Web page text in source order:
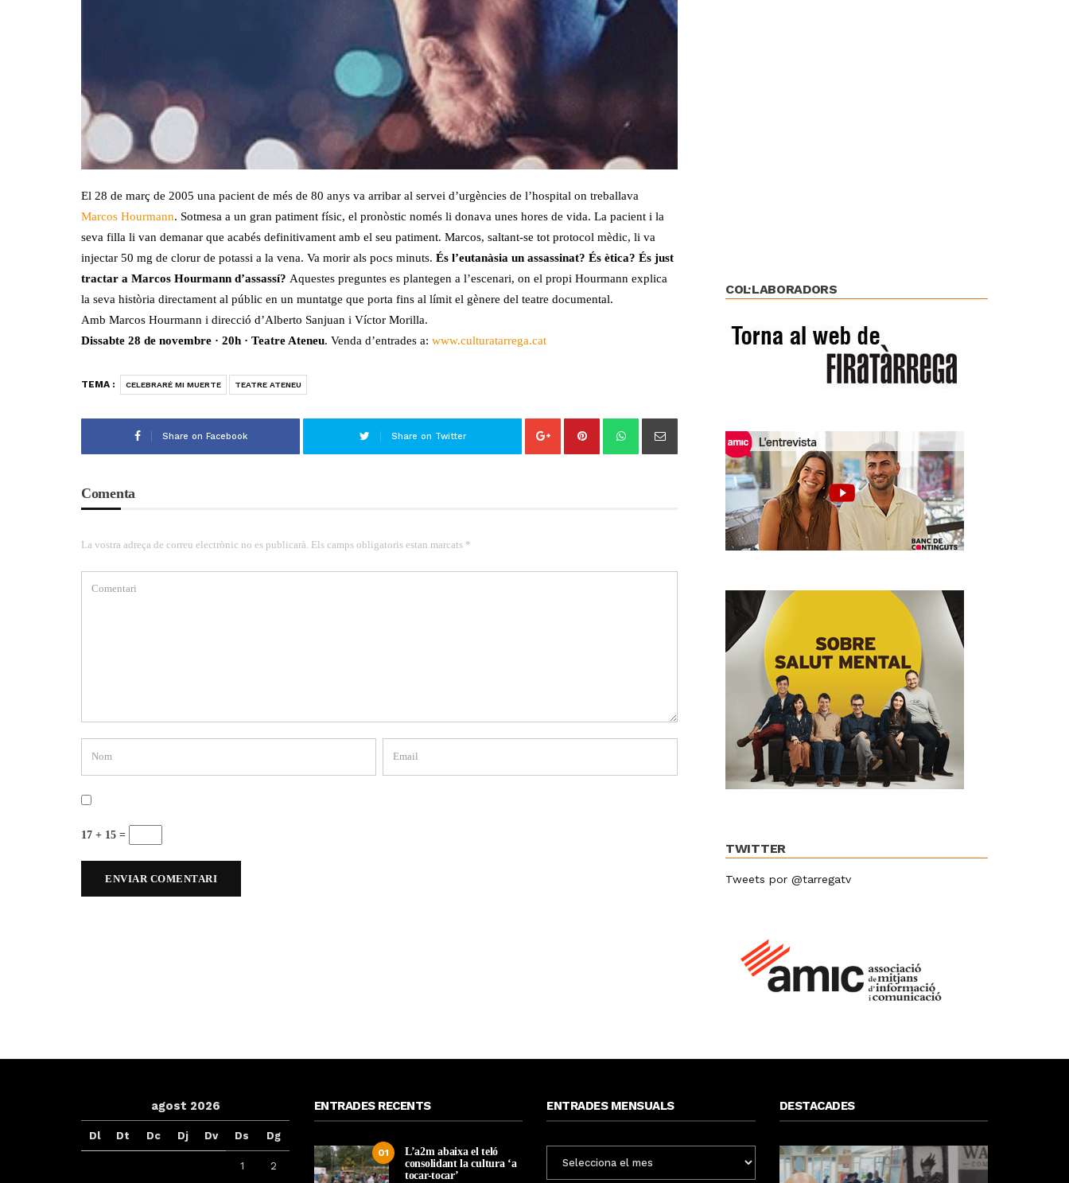
El 28 de març de 2005 una pacient de més de 80 anys va arribar al servei d’urgències de l’hospital on treballava
Marcos Hourmann. Sotmesa a un gran patiment físic, el pronòstic només li donava unes hores de vida. La pacient i la
seva filla li van demanar que acabés definitivament amb el seu patiment. Marcos, saltant-se tot protocol mèdic, li va
injectar 50 mg de clorur de potassi a la vena. Va morir als pocs minuts. És l’eutanàsia un assassinat? És ètica? És just
tractar a Marcos Hourmann d’assassí? Aquestes preguntes es plantegen a l’escenari, on el propi Hourmann explica
la seva història directament al públic en un muntatge que porta fins al límit el gènere del teatre documental.
Amb Marcos Hourmann i direcció d’Alberto Sanjuan i Víctor Morilla.
Dissabte 28 de novembre · 20h · Teatre Ateneu. Venda d’entrades a: www.culturatarrega.cat
TEMA : CELEBRARÉ MI MUERTE TEATRE ATENEU
Share on Facebook Share on Twitter
Comenta
La vostra adreça de correu electrònic no es publicarà. Els camps obligatoris estan marcats *
17 + 15 =
COL·LABORADORS
TWITTER
Tweets por @tarregatv
agost 2026
Dl Dt Dc Dj Dv Ds Dg
1 2
ENTRADES RECENTS
01
L’a2m abaixa el teló
consolidant la cultura ‘a
tocar-tocar’
ENTRADES MENSUALS
MENSUALS
DESTACADES